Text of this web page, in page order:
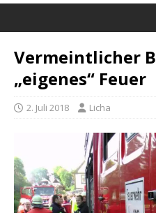
Vermeintlicher
„eigenes“ Feuer
2. Juli 2018 Licha